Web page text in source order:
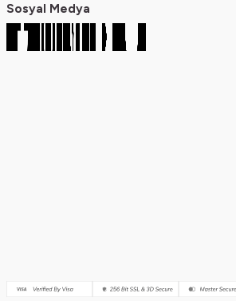
Sosyal Medya